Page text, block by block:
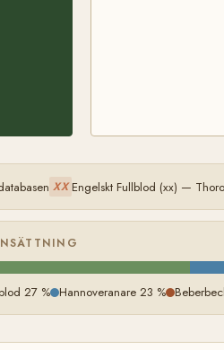
XX Engelskt Fullblod (xx) —
27 % Hannoveranare 23 %